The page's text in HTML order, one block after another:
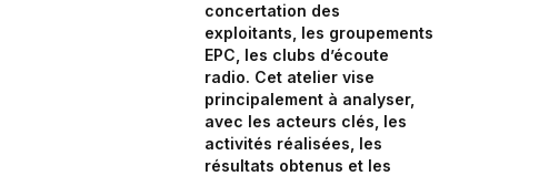
concertation des
exploitants, les groupements
EPC, les clubs d’écoute
radio. Cet atelier vise
principalement à analyser,
avec les acteurs clés, les
activités réalisées, les
résultats obtenus et les